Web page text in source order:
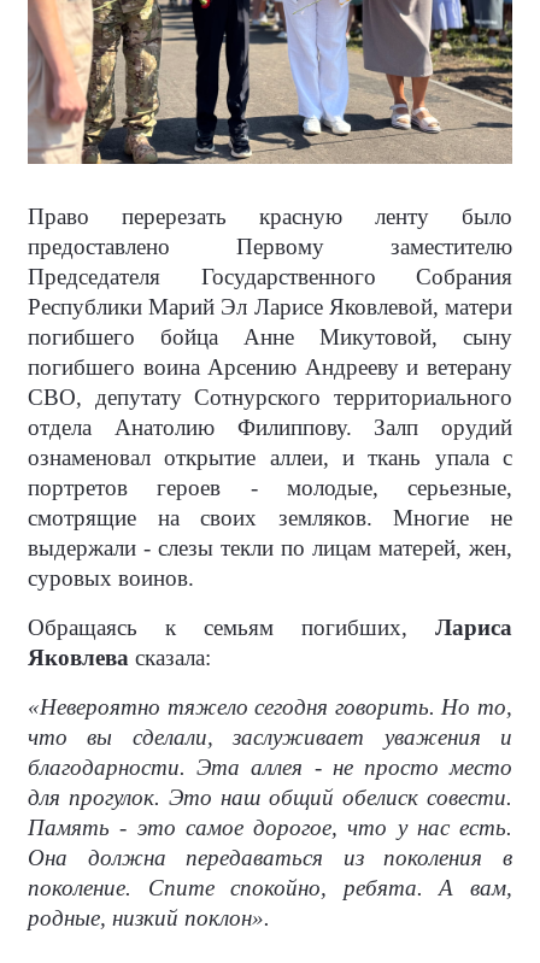
Право перерезать красную ленту было
предоставлено Первому заместителю
Председателя Государственного Собрания
Республики Марий Эл Ларисе Яковлевой, матери
погибшего бойца Анне Микутовой, сыну
погибшего воина Арсению Андрееву и ветерану
СВО, депутату Сотнурского территориального
отдела Анатолию Филиппову. Залп орудий
ознаменовал открытие аллеи, и ткань упала с
портретов героев - молодые, серьезные,
смотрящие на своих земляков. Многие не
выдержали - слезы текли по лицам матерей, жен,
суровых воинов.
Обращаясь к семьям погибших, Лариса
Яковлева сказала:
«Невероятно тяжело сегодня говорить. Но то,
что вы сделали, заслуживает уважения и
благодарности. Эта аллея - не просто место
для прогулок. Это наш общий обелиск совести.
Память - это самое дорогое, что у нас есть.
Она должна передаваться из поколения в
поколение. Спите спокойно, ребята. А вам,
родные, низкий поклон».